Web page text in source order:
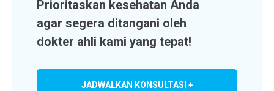
Prioritaskan kesehatan Anda
agar segera ditangani oleh
dokter ahli kami yang tepat!
JADWALKAN KONSULTASI +